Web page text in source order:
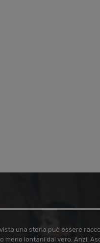
una storia può essere
meno lontani dal vero. Anzi.